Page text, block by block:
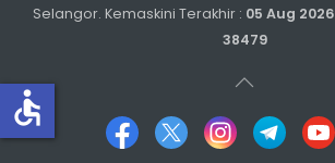
Selangor. Kemaskini Terakhir : 05 Aug 2026
38479
accessible